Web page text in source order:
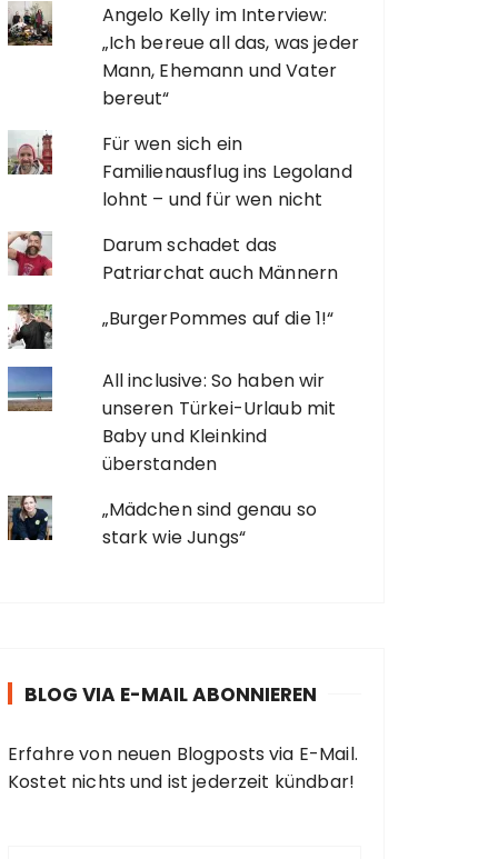
Angelo Kelly im Interview:
„Ich bereue all das, was jeder
Mann, Ehemann und Vater
bereut“
Für wen sich ein
Familienausflug ins Legoland
lohnt – und für wen nicht
Darum schadet das
Patriarchat auch Männern
„BurgerPommes auf die 1!“
All inclusive: So haben wir
unseren Türkei-Urlaub mit
Baby und Kleinkind
überstanden
„Mädchen sind genau so
stark wie Jungs“
BLOG VIA E-MAIL ABONNIEREN
Erfahre von neuen Blogposts via E-Mail.
Kostet nichts und ist jederzeit kündbar!